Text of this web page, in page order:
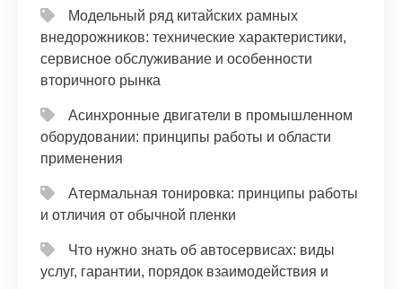
Модельный ряд китайских рамных
внедорожников: технические характеристики,
сервисное обслуживание и особенности
вторичного рынка
Асинхронные двигатели в промышленном
оборудовании: принципы работы и области
применения
Атермальная тонировка: принципы работы
и отличия от обычной пленки
Что нужно знать об автосервисах: виды
услуг, гарантии, порядок взаимодействия и